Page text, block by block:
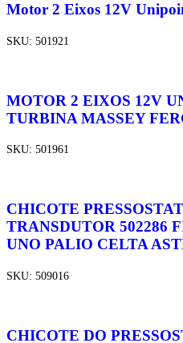
Motor 2 Eixos 12V
SKU: 501921
MOTOR 2 EIXOS 12V
TURBINA MASSEY
SKU: 501961
CHICOTE
TRANSDUTOR 502286
UNO PALIO CELTA
SKU: 509016
CHICOTE DO